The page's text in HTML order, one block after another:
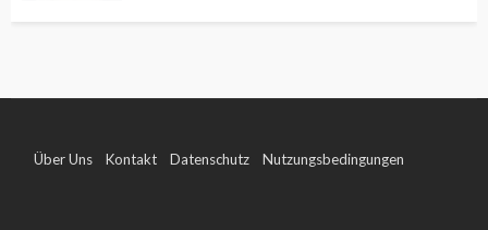
Über Uns Kontakt Datenschutz Nutzungsbedingungen